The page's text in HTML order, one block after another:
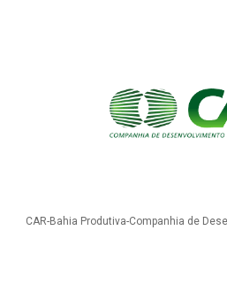
CAR-Bahia Produtiva-Companhia de